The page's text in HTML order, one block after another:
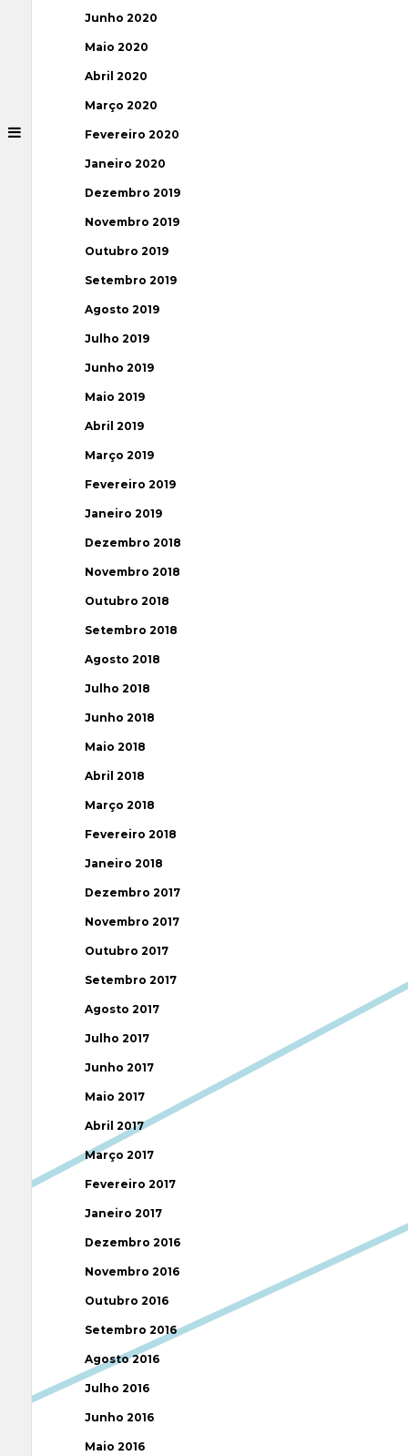
Junho 2020
Maio 2020
Abril 2020
Março 2020
Fevereiro 2020
Janeiro 2020
Dezembro 2019
Novembro 2019
Outubro 2019
Setembro 2019
Agosto 2019
Julho 2019
Junho 2019
Maio 2019
Abril 2019
Março 2019
Fevereiro 2019
Janeiro 2019
Dezembro 2018
Novembro 2018
Outubro 2018
Setembro 2018
Agosto 2018
Julho 2018
Junho 2018
Maio 2018
Abril 2018
Março 2018
Fevereiro 2018
Janeiro 2018
Dezembro 2017
Novembro 2017
Outubro 2017
Setembro 2017
Agosto 2017
Julho 2017
Junho 2017
Maio 2017
Abril 2017
Março 2017
Fevereiro 2017
Janeiro 2017
Dezembro 2016
Novembro 2016
Outubro 2016
Setembro 2016
Agosto 2016
Julho 2016
Junho 2016
Maio 2016